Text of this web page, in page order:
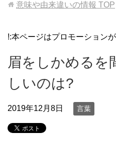
意味や由来違いの情報 TOP
!:本ページはプロモーション
眉をしかめるを
しいのは?
2019年12月8日 言葉